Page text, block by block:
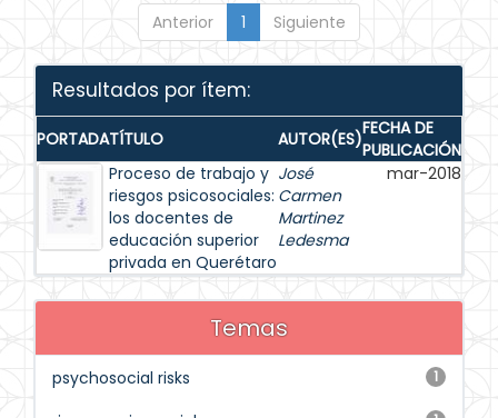
Anterior 1 Siguiente
Resultados por ítem:
PORTADATÍTULO AUTOR(ES)FECHA DE
PUBLICACIÓN
Proceso de trabajo y
riesgos psicosociales:
los docentes de
educación superior
privada en Querétaro
José
Carmen
Martinez
Ledesma
mar-2018
Temas
1
psychosocial risks